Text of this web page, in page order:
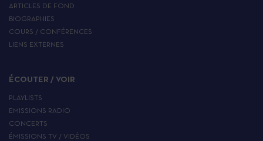
ARTICLES DE FOND
BIOGRAPHIES
COURS / CONFÉRENCES
LIENS EXTERNES
ÉCOUTER / VOIR
PLAYLISTS
EMISSIONS RADIO
CONCERTS
ÉMISSIONS TV / VIDÉOS